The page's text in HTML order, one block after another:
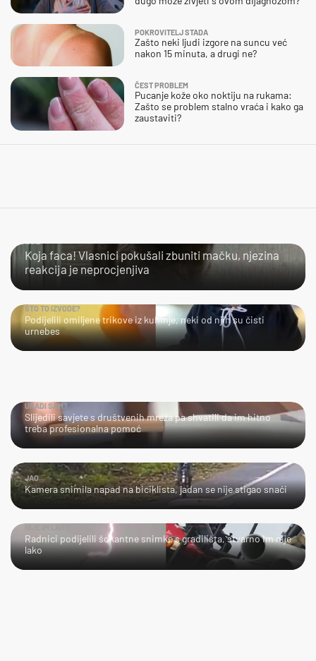
POKROVITELJ STADA
Zašto neki ljudi izgore na suncu već
nakon 15 minuta, a drugi ne?
ČEST PROBLEM
Pucanje kože oko noktiju na rukama:
Zašto se problem stalno vraća i kako ga
zaustaviti?
Koja faca! Vlasnici pokušali zbuniti mačku, njezina
reakcija je neprocjenjiva
ŠTO TO IZVODE?
Podijelili omiljene trikove iz kuhinje, neki od njih su čisti
urnebes
URADI SAM?
Slijedili savjete s društvenih mreža pa shvatili da im hitno
treba profesionalna pomoć
JAO...
Kamera snimila napad na biciklista, jadan se nije stigao snaći
Radnici podijelili šokantne snimke s gradilišta, stvarno im nije
lako